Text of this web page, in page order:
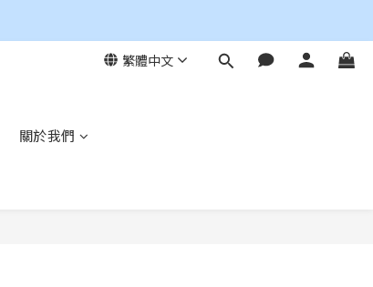
繁體中文
關於我們